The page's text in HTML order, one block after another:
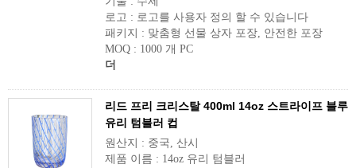
로고 : 로고를 사용자 정의 할 수 있습니다
패키지 : 맞춤형 선물 상자 포장, 안전한 포장
MOQ : 1000 개 PC
더
리드 프리 크리스탈 400ml 14oz 스트라이프 블루
유리 텀블러 컵
원산지 : 중국, 산시
제품 이름 : 14oz 유리 텀블러